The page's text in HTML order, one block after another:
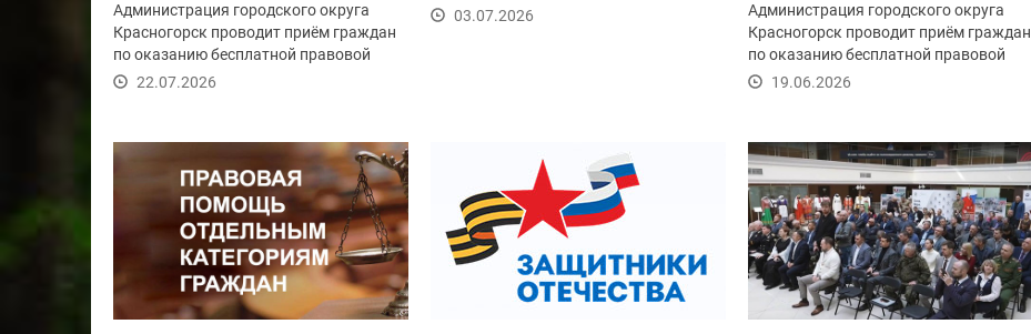
Администрация городского округа
Красногорск проводит приём граждан
по оказанию бесплатной правовой
помощи 31 июля...
22.07.2026
03.07.2026
Администрация городского округа
Красногорск проводит приём граждан
по оказанию бесплатной правовой
помощи 26 июня...
19.06.2026